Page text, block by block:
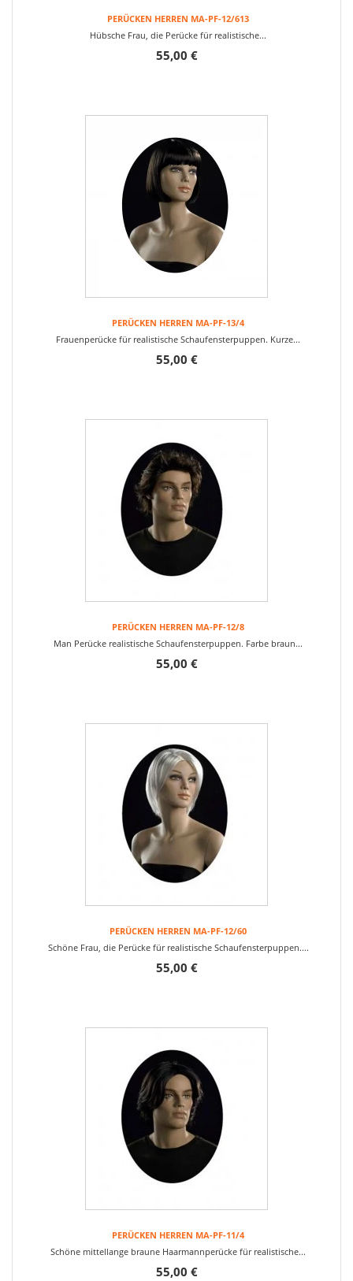
PERÜCKEN HERREN MA-PF-12/613
Hübsche Frau, die Perücke für realistische...
55,00 €
PERÜCKEN HERREN MA-PF-13/4
Frauenperücke für realistische Schaufensterpuppen. Kurze...
55,00 €
PERÜCKEN HERREN MA-PF-12/8
Man Perücke realistische Schaufensterpuppen. Farbe braun...
55,00 €
PERÜCKEN HERREN MA-PF-12/60
Schöne Frau, die Perücke für realistische Schaufensterpuppen....
55,00 €
PERÜCKEN HERREN MA-PF-11/4
Schöne mittellange braune Haarmannperücke für realistische...
55,00 €